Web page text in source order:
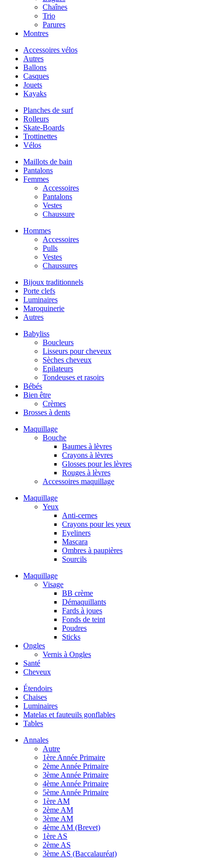
Chaînes
Trio
Parures
Montres
Accessoires vélos
Autres
Ballons
Casques
Jouets
Kayaks
Planches de surf
Rolleurs
Skate-Boards
Trottinettes
Vélos
Maillots de bain
Pantalons
Femmes
Accessoires
Pantalons
Vestes
Chaussure
Hommes
Accessoires
Pulls
Vestes
Chaussures
Bijoux traditionnels
Porte clefs
Luminaires
Maroquinerie
Autres
Babyliss
Boucleurs
Lisseurs pour cheveux
Sèches cheveux
Epilateurs
Tondeuses et rasoirs
Bébés
Bien être
Crèmes
Brosses à dents
Maquillage
Bouche
Baumes à lèvres
Crayons à lèvres
Glosses pour les lèvres
Rouges à lèvres
Accessoires maquillage
Maquillage
Yeux
Anti-cernes
Crayons pour les yeux
Eyeliners
Mascara
Ombres à paupières
Sourcils
Maquillage
Visage
BB crème
Démaquillants
Fards à joues
Fonds de teint
Poudres
Sticks
Ongles
Vernis à Ongles
Santé
Cheveux
Étendoirs
Chaises
Luminaires
Matelas et fauteuils gonflables
Tables
Annales
Autre
1ère Année Primaire
2ème Année Primaire
3ème Année Primaire
4ème Année Primaire
5ème Année Primaire
1ère AM
2ème AM
3ème AM
4ème AM (Brevet)
1ère AS
2ème AS
3ème AS (Baccalauréat)